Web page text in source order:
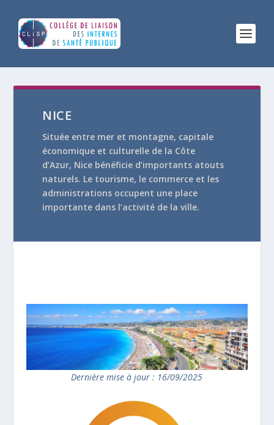
NICE
Située entre mer et montagne, capitale
économique et culturelle de la Côte
d’Azur, Nice bénéficie d’importants atouts
naturels. Le tourisme, le commerce et les
administrations occupent une place
importante dans l’activité de la ville.
Dernière mise à jour : 16/09/2025